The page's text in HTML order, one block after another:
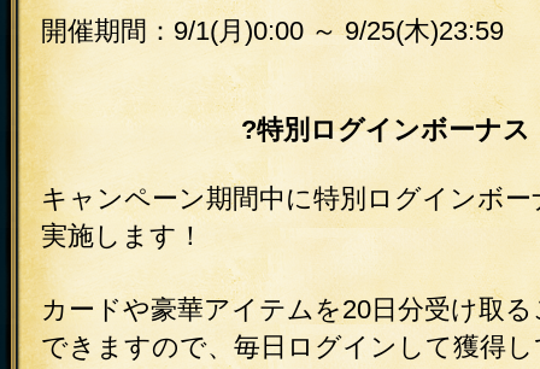
開催期間：9/1(月)0:00 ～ 9/25(木)23:59
?特別ログインボーナス
キャンペーン期間中に特別ログインボー
実施します！
カードや豪華アイテムを20日分受け取
できますので、毎日ログインして獲得